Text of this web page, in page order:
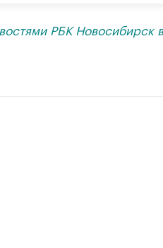
РБК Новосибирск в